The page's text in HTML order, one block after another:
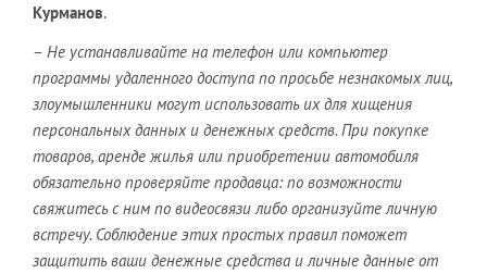
Курманов.
– Не устанавливайте на телефон или компьютер
программы удаленного доступа по просьбе незнакомых лиц,
злоумышленники могут использовать их для хищения
персональных данных и денежных средств. При покупке
товаров, аренде жилья или приобретении автомобиля
обязательно проверяйте продавца: по возможности
свяжитесь с ним по видеосвязи либо организуйте личную
встречу. Соблюдение этих простых правил поможет
защитить ваши денежные средства и личные данные от